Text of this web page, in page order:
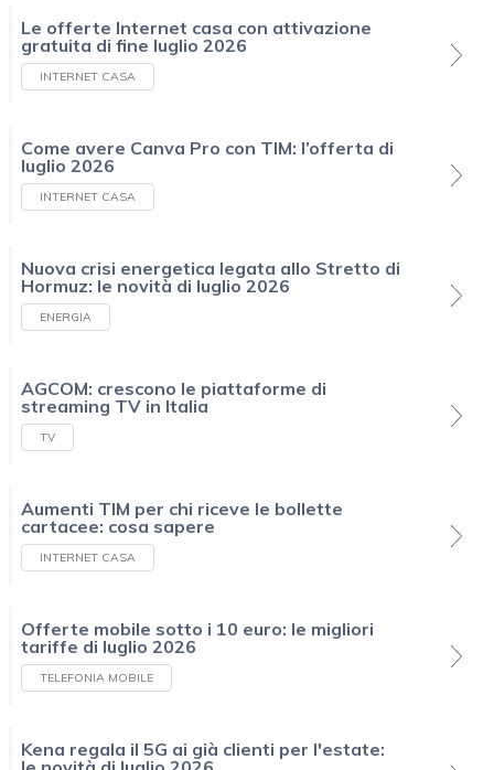
Le offerte Internet casa con attivazione
gratuita di fine luglio 2026
INTERNET CASA
Come avere Canva Pro con TIM: l’offerta di
luglio 2026
INTERNET CASA
Nuova crisi energetica legata allo Stretto di
Hormuz: le novità di luglio 2026
ENERGIA
AGCOM: crescono le piattaforme di
streaming TV in Italia
TV
Aumenti TIM per chi riceve le bollette
cartacee: cosa sapere
INTERNET CASA
Offerte mobile sotto i 10 euro: le migliori
tariffe di luglio 2026
TELEFONIA MOBILE
Kena regala il 5G ai già clienti per l'estate: